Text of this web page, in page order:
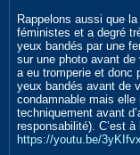
Rappelons aussi que
féministes et a degré
yeux bandés par une
sur une photo avant
a eu tromperie et donc
yeux bandés avant de
condamnable mais elle
techniquement avant
responsabilité). C’est
https://youtu.be/